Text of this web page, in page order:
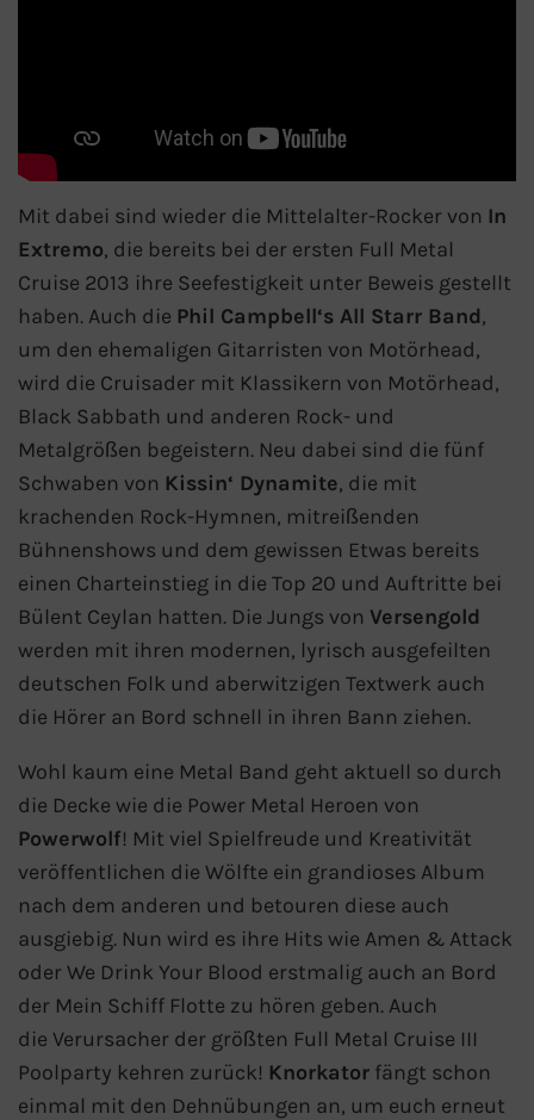
Cunard Line
Hurtigruten
Norwegian Cruise Line
Royal Caribbean International
PLANTOURS Kreuzfahrten
Alle Reedereien
Flusskreuzfahrten
A-ROSA Flusskreuzfahrten
VIVA Cruises Flusskreuzfahrten
nicko cruises Flusskreuzfahrten
Plantours Flusskreuzfahrten
1AVista Flusskreuzfahrten
Phoenix Reisen Flusskreuzfahrten
Last Minute Flusskreuzfahrten
Fähren
Fähre buchen
Mit dabei sind wieder die Mittelalter-Rocker von In
Extremo, die bereits bei der ersten Full Metal
Cruise 2013 ihre Seefestigkeit unter Beweis gestellt
haben. Auch die Phil Campbell‘s All Starr Band,
um den ehemaligen Gitarristen von Motörhead,
wird die Cruisader mit Klassikern von Motörhead,
Black Sabbath und anderen Rock- und
Metalgrößen begeistern. Neu dabei sind die fünf
Schwaben von Kissin‘ Dynamite, die mit
krachenden Rock-Hymnen, mitreißenden
Bühnenshows und dem gewissen Etwas bereits
einen Charteinstieg in die Top 20 und Auftritte bei
Bülent Ceylan hatten. Die Jungs von Versengold
werden mit ihren modernen, lyrisch ausgefeilten
deutschen Folk und aberwitzigen Textwerk auch
die Hörer an Bord schnell in ihren Bann ziehen.
Wohl kaum eine Metal Band geht aktuell so durch
die Decke wie die Power Metal Heroen von
Powerwolf! Mit viel Spielfreude und Kreativität
veröffentlichen die Wölfte ein grandioses Album
nach dem anderen und betouren diese auch
ausgiebig. Nun wird es ihre Hits wie Amen & Attack
oder We Drink Your Blood erstmalig auch an Bord
der Mein Schiff Flotte zu hören geben. Auch
die Verursacher der größten Full Metal Cruise III
Poolparty kehren zurück! Knorkator fängt schon
einmal mit den Dehnübungen an, um euch erneut